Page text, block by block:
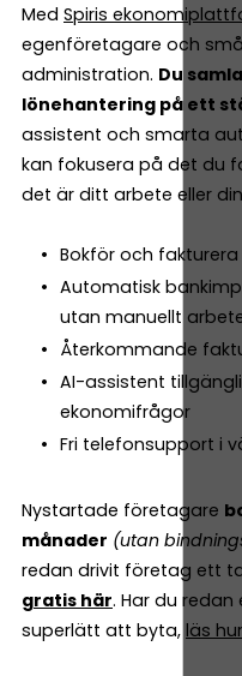
Med Spiris
egenföretagare och
administration. Du
lönehantering på ett
assistent och smarta
kan fokusera på det du
det är ditt arbete eller
Bokför och
Automatisk
utan manuellt
Återkommande
AI-assistent
ekonomifrågor
Fri telefonsupport i
Nystartade företagare
månader (utan
redan drivit företag ett
gratis här. Har du
superlätt att byta, läs